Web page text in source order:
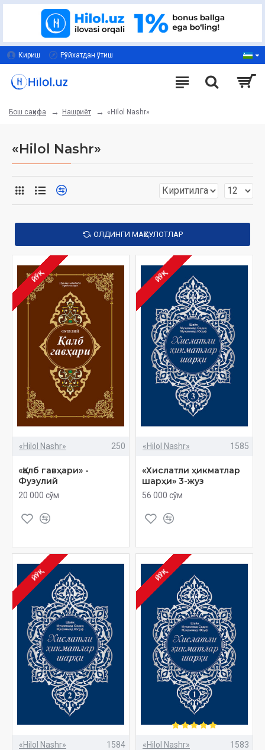
Кириш Рўйхатдан ўтиш
Бош саҳифа Нашриёт «Hilol Nashr»
«Hilol Nashr»
ОЛДИНГИ МАҲСУЛОТЛАР
ЙЎҚ
«Hilol Nashr» 250
«Қалб гавҳари» -
Фузулий
20 000 сўм
ЙЎҚ
«Hilol Nashr» 1585
«Хислатли ҳикматлар
шарҳи» 3-жуз
56 000 сўм
ЙЎҚ
«Hilol Nashr» 1584
ЙЎҚ
«Hilol Nashr» 1583